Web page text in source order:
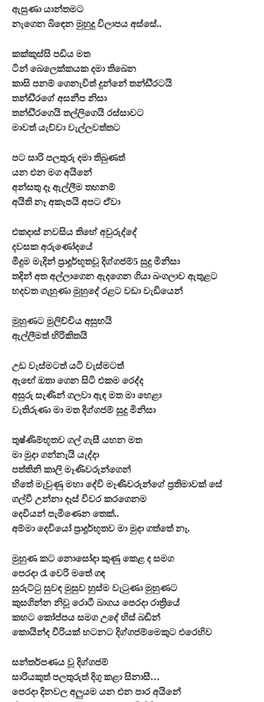
ඇසුණා යාන්තමට
නැගෙන බිඳෙන මුහුදු විලාපය අස්සේ..
කක්කුස්සි පඩිය මත
ටින් බෙලෙක්කයක දමා තිබෙන
කාසි පනම් ගෙනැවිත් දුන්නේ තන්ඩි්‍රටයි
තන්ඩි්‍රගේ අසනීප නිසා
තන්ඩි්‍රගෙයි තල්ලිගෙයි රස්සාවට
මාවත් යැව්වා වැල්ලවත්තට
පට සාරි පලතුරු දමා තිබුණත්
යන එන මග අයිනේ
අන්සතු දෑ ඇල්ලීම තහනම්
අයිති නෑ අකැපයි අපට ඒවා
එකදාස් නවසිය තිහේ අවුරුද්දේ
දවසක අරුණෝදයේ
මීදුම මැදින් ප්‍රාදූර්භූතවූ දිග්ගජම්5 සුදු මිනිසා
තදින් අත අල්ලාගෙන ඇදගෙන ගියා බංගලාව ඇතුළට
හදවත ගැහුණා මුහුදේ රළට වඩා වැඩියෙන්
මුහුණට මුලිච්චිය අසුභයි
ඇල්ලීමත් හිරිකිතයි
උඩ වැස්මටත් යටි වැස්මටත්
ඇඟේ ඔතා ගෙන සිටි එකම රෙද්ද
අසුරු සැණින් ගලවා ඇඳ මත මා හෙළා
වැතිරුණා මා මත දිග්ගජම් සුදු මිනිසා
තුෂ්ණිම්භූතව ගල් ගැසී යහන මත
මා මුදා ගන්නැයි යැද්දා
පත්තිනි කාලි මෑණිවරුන්ගෙන්
හිතේ මැවුණු මහා දේවි මෑණිවරුන්ගේ ප්‍රතිමාවක් සේ
ගල්වී උන්නා දෑස් විවර කරගෙනම
දෙවියන් පැමිණෙන තෙක්..
අම්මා දෙවියෝ ප්‍රාදූර්භූතව මා මුදා ගත්තේ නෑ.
මුහුණ කට නොසෝදා කුණු කෙළ ද සමග
පෙරදා රෑ වෙරි මතේ ගඳ
සුරුට්ටු සුවඳ මුසුව හුස්ම වැටුණා මුහුණට
කුසගින්න නිවූ රොටී බාගය පෙරදා රාත්‍රියේ
කහට කෝප්පය සමග උදේ හිස් බඩින්
කොයින්ද වීරියක් හටනට දිග්ගජම්මෙකුට එරෙහිව
සන්තර්පණය වූ දිග්ගජම්
සාරියකුත් පලතුරුත් දිගු කළා සිනාසී…
පෙරදා දිනවල අලුයම යන එන පාර අයිනේ